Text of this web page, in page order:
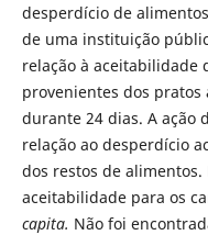
desperdício de
de uma instituição
relação à aceitabilidade
provenientes dos pratos
durante 24 dias. A ação
relação ao desperdício
dos restos de
aceitabilidade para os
capita. Não foi